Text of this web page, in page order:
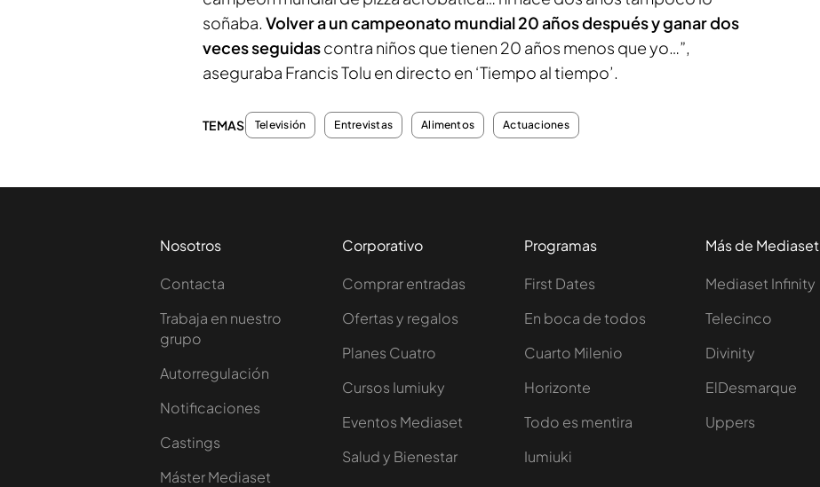
soñaba. Volver a un campeonato mundial 20 años después y ganar dos
veces seguidascontra niños que tienen 20 años menos que yo…”,
aseguraba Francis Tolu en directo en ‘Tiempo al tiempo’.
TEMAS Televisión Entrevistas Alimentos Actuaciones
Nosotros
Contacta
Trabaja en nuestro
grupo
Autorregulación
Notificaciones
Castings
Máster Mediaset
Corporativo
Comprar entradas
Ofertas y regalos
Planes Cuatro
Cursos Iumiuky
Eventos Mediaset
Salud y Bienestar
Programas
First Dates
En boca de todos
Cuarto Milenio
Horizonte
Todo es mentira
Iumiuki
Más de Mediaset
Mediaset Infinity
Telecinco
Divinity
ElDesmarque
Uppers